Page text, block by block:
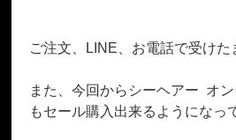
ご注文、LINE、お電話で受けた
また、今回からシーヘアー オ
もセール購入出来るようになっ